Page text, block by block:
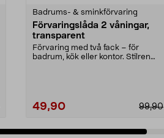
Badrums- & sminkförvaring
Förvaringslåda 2 våningar,
transparent
Förvaring med två fack – för
badrum, kök eller kontor. Stilren
49,90 99,90